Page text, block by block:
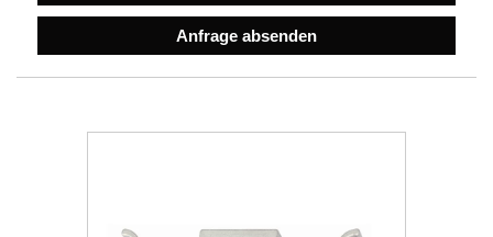
Anfrage absenden